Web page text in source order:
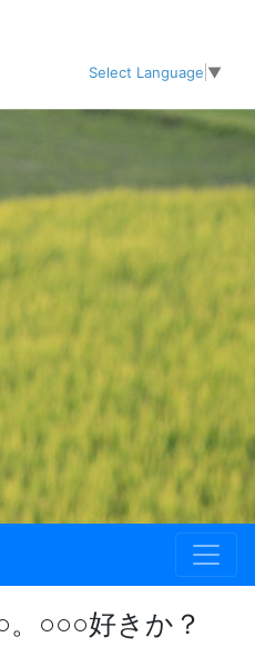
Select Language ▼
○○○好きか？